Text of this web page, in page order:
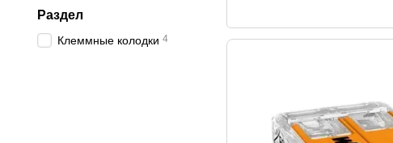
Раздел
Клеммные колодки 4